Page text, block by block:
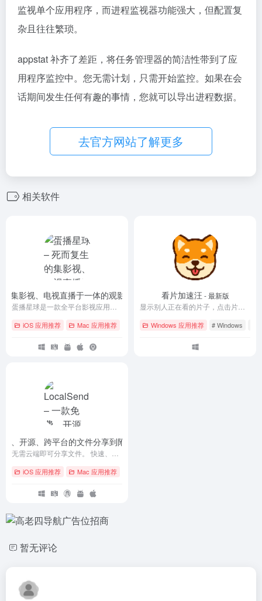
监视单个应用程序，而进程监视器功能强大，但配置复
杂且往往繁琐。
appstat 补齐了差距，将任务管理器的简洁性带到了应
用程序监控中。您无需计划，只需开始监控。如果在会
话期间发生任何有趣的事情，您就可以导出进程数据。
去官方网站了解更多
相关软件
集影视、电视直播于一体的观影平台 APP
- danbo_1207
iOS 应用推荐 Mac 应用推荐 # Android # iOS # macOS
看片加速汪 - 最新版
Windows 应用推荐 # Windows
、开源、跨平台的文件分享到附近的设备工具
iOS 应用推荐 Mac 应用推荐
暂无评论